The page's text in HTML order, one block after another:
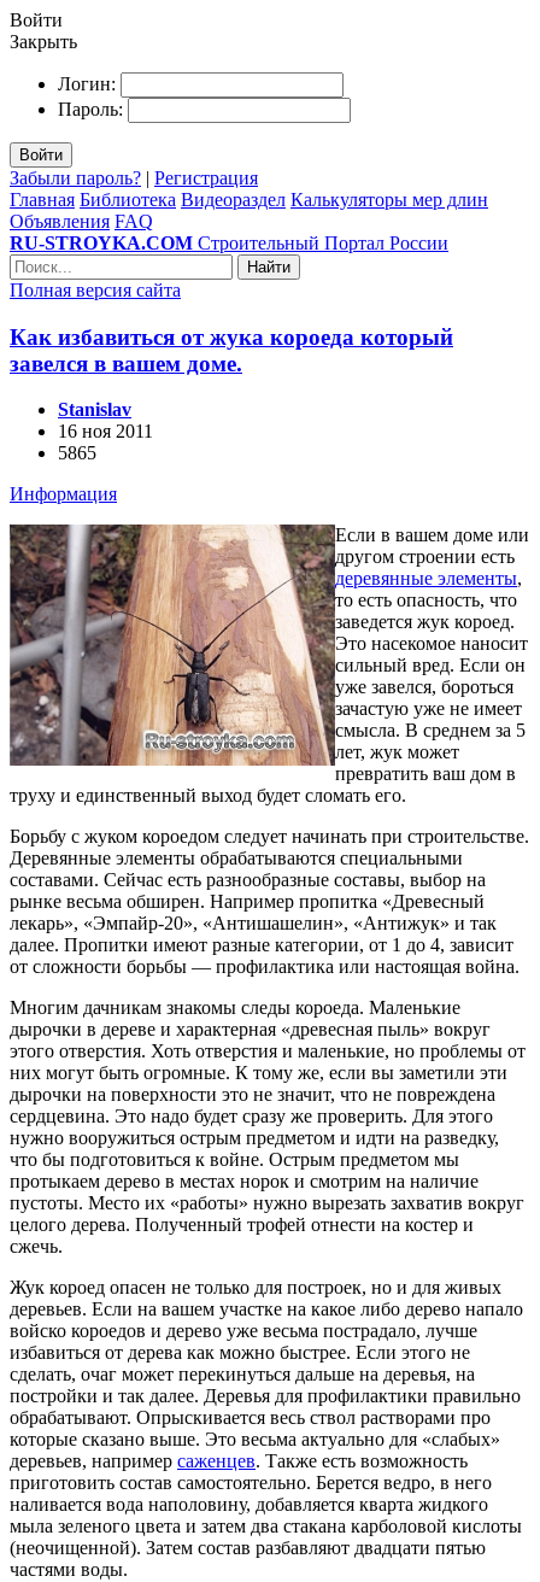
Войти
Закрыть
Логин:
Пароль:
Войти
Забыли пароль? | Регистрация
Главная Библиотека Видеораздел Калькуляторы мер длин
Объявления FAQ
RU-STROYKA.COM Строительный Портал России
Найти
Полная версия сайта
Как избавиться от жука короеда который
завелся в вашем доме.
Stanislav
16 ноя 2011
5865
Информация
Если в вашем доме или
другом строении есть
деревянные элементы,
то есть опасность, что
заведется жук короед.
Это насекомое наносит
сильный вред. Если он
уже завелся, бороться
зачастую уже не имеет
смысла. В среднем за 5
лет, жук может
превратить ваш дом в
труху и единственный выход будет сломать его.
Борьбу с жуком короедом следует начинать при строительстве.
Деревянные элементы обрабатываются специальными
составами. Сейчас есть разнообразные составы, выбор на
рынке весьма обширен. Например пропитка «Древесный
лекарь», «Эмпайр-20», «Антишашелин», «Антижук» и так
далее. Пропитки имеют разные категории, от 1 до 4, зависит
от сложности борьбы — профилактика или настоящая война.
Многим дачникам знакомы следы короеда. Маленькие
дырочки в дереве и характерная «древесная пыль» вокруг
этого отверстия. Хоть отверстия и маленькие, но проблемы от
них могут быть огромные. К тому же, если вы заметили эти
дырочки на поверхности это не значит, что не повреждена
сердцевина. Это надо будет сразу же проверить. Для этого
нужно вооружиться острым предметом и идти на разведку,
что бы подготовиться к войне. Острым предметом мы
протыкаем дерево в местах норок и смотрим на наличие
пустоты. Место их «работы» нужно вырезать захватив вокруг
целого дерева. Полученный трофей отнести на костер и
сжечь.
Жук короед опасен не только для построек, но и для живых
деревьев. Если на вашем участке на какое либо дерево напало
войско короедов и дерево уже весьма пострадало, лучше
избавиться от дерева как можно быстрее. Если этого не
сделать, очаг может перекинуться дальше на деревья, на
постройки и так далее. Деревья для профилактики правильно
обрабатывают. Опрыскивается весь ствол растворами про
которые сказано выше. Это весьма актуально для «слабых»
деревьев, например саженцев. Также есть возможность
приготовить состав самостоятельно. Берется ведро, в него
наливается вода наполовину, добавляется кварта жидкого
мыла зеленого цвета и затем два стакана карболовой кислоты
(неочищенной). Затем состав разбавляют двадцати пятью
частями воды.